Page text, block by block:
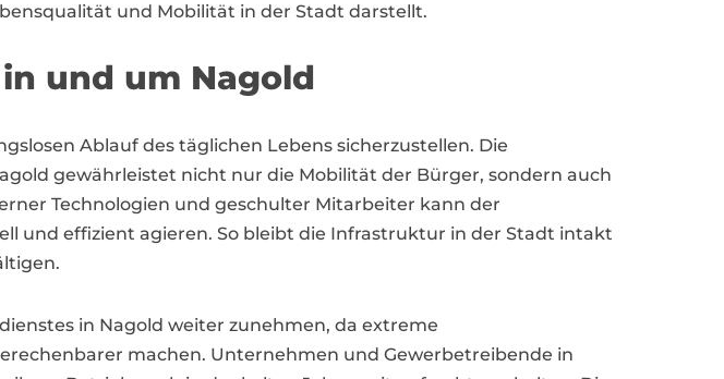
und Mobilität in der Stadt darstellt.
und um Nagold
Ablauf des täglichen Lebens sicherzustellen. Die
gewährleistet nicht nur die Mobilität der Bürger, sondern auch
Technologien und geschulter Mitarbeiter kann der
und effizient agieren. So bleibt die Infrastruktur in der Stadt intakt
in Nagold weiter zunehmen, da extreme
machen. Unternehmen und Gewerbetreibende in